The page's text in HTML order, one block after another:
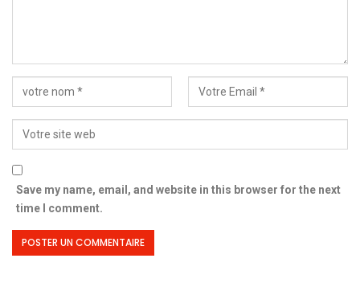
Save my name, email, and website in this browser for the next
time I comment.